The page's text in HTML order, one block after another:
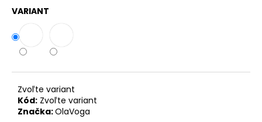
VARIANT
Zvoľte variant
Kód: Zvoľte variant
Značka:OlaVoga
a
m
e
SUKŇA
VRECKAMI
MCO
BOW